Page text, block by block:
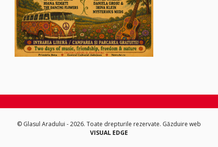
© Glasul Aradului - 2026. Toate drepturile rezervate. Găzduire web
VISUAL EDGE